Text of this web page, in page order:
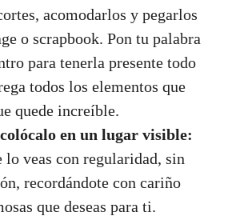
acomodarlos y pegarlos
o scrapbook. Pon tu palabra
para tenerla presente todo
todos los elementos que
quede increíble.
en un lugar visible:
lo veas con regularidad, sin
recordándote con cariño
que deseas para ti.